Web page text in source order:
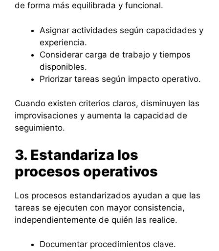
de forma más equilibrada y funcional.
Asignar actividades según capacidades y
experiencia.
Considerar carga de trabajo y tiempos
disponibles.
Priorizar tareas según impacto operativo.
Cuando existen criterios claros, disminuyen las
improvisaciones y aumenta la capacidad de
seguimiento.
3. Estandariza los
procesos operativos
Los procesos estandarizados ayudan a que las
tareas se ejecuten con mayor consistencia,
independientemente de quién las realice.
Documentar procedimientos clave.